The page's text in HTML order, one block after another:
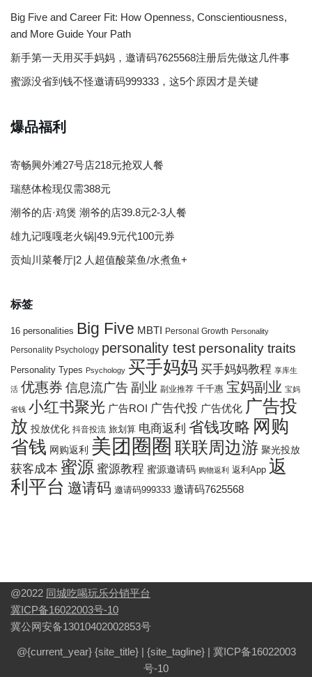
Big Five and Career Fit: How Openness, Conscientiousness,
and More Guide Your Path
新手第一天用买手妈妈，邀请码7625568注册后先做这几件事
蜜源没省到钱不怪邀请码999333，这5个原因才是关键
爆品福利
寄畅興外滩27号店218元抢双人餐
瑞慈体检现仅需388元
潮爷的店·鸡煲 潮爷的店39.8元2-3人餐
雄九记嘎嘎老火锅|49.9元代100元券
贡灿川菜餐厅|2 人超值酸菜鱼/水煮鱼+
标签
16 personalities Big Five MBTI Personal Growth Personality
Personality Psychology personality test personality traits
Personality Types Psychology 买手妈妈 买手妈妈教程 享库生
活 优惠券 信息流广告副业 副业推荐 千千惠 宝妈副业 宝妈
省钱 小红书聚光 广告ROI 广告代投 广告优化 广告投
放 投放优化 抖音投流 旅划算 电商返利 省钱攻略 网购
省钱 网购返利 美团圈圈 联联周边游 聚光投放
获客成本 蜜源 蜜源教程 蜜源邀请码 购物返利 返利App 返
利平台 邀请码 邀请码999333 邀请码7625568
@2022 同城吃喝玩乐分销平台
冀ICP备16022003号-10
冀公网安备13010402002853号
@{current_year} {site_title}| {site_tagline}| 冀ICP备16022003
号-10